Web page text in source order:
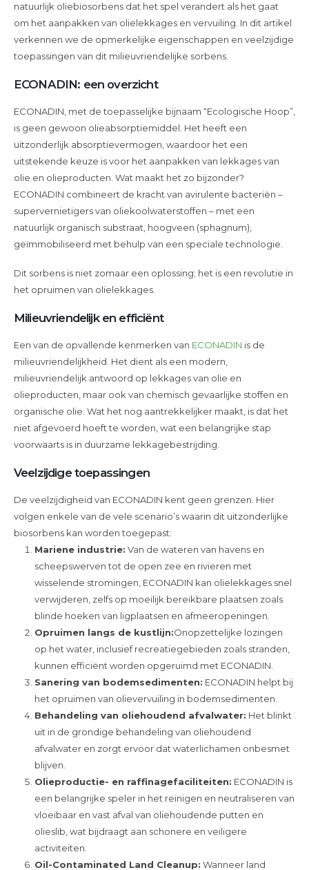
een
revolutie
teweegbrengt
in
verwijderen
van
olielekkages
natuurlijk oliebiosorbens dat het spel verandert als het gaat
om het aanpakken van olielekkages en vervuiling. In dit artikel
verkennen we de opmerkelijke eigenschappen en veelzijdige
toepassingen van dit milieuvriendelijke sorbens.
ECONADIN: een overzicht
ECONADIN, met de toepasselijke bijnaam “Ecologische Hoop”,
is geen gewoon olieabsorptiemiddel. Het heeft een
uitzonderlijk absorptievermogen, waardoor het een
uitstekende keuze is voor het aanpakken van lekkages van
olie en olieproducten. Wat maakt het zo bijzonder?
ECONADIN combineert de kracht van avirulente bacteriën –
supervernietigers van oliekoolwaterstoffen – met een
natuurlijk organisch substraat, hoogveen (sphagnum),
geïmmobiliseerd met behulp van een speciale technologie.
Dit sorbens is niet zomaar een oplossing; het is een revolutie in
het opruimen van olielekkages.
Milieuvriendelijk en efficiënt
Een van de opvallende kenmerken van ECONADIN is de
milieuvriendelijkheid. Het dient als een modern,
milieuvriendelijk antwoord op lekkages van olie en
olieproducten, maar ook van chemisch gevaarlijke stoffen en
organische olie. Wat het nog aantrekkelijker maakt, is dat het
niet afgevoerd hoeft te worden, wat een belangrijke stap
voorwaarts is in duurzame lekkagebestrijding.
Veelzijdige toepassingen
De veelzijdigheid van ECONADIN kent geen grenzen. Hier
volgen enkele van de vele scenario’s waarin dit uitzonderlijke
biosorbens kan worden toegepast:
Mariene industrie: Van de wateren van havens en
scheepswerven tot de open zee en rivieren met
wisselende stromingen, ECONADIN kan olielekkages snel
verwijderen, zelfs op moeilijk bereikbare plaatsen zoals
blinde hoeken van ligplaatsen en afmeeropeningen.
Opruimen langs de kustlijn:Onopzettelijke lozingen
op het water, inclusief recreatiegebieden zoals stranden,
kunnen efficiënt worden opgeruimd met ECONADIN.
Sanering van bodemsedimenten: ECONADIN helpt bij
het opruimen van olievervuiling in bodemsedimenten.
Behandeling van oliehoudend afvalwater: Het blinkt
uit in de grondige behandeling van oliehoudend
afvalwater en zorgt ervoor dat waterlichamen onbesmet
blijven.
Olieproductie- en raffinagefaciliteiten: ECONADIN is
een belangrijke speler in het reinigen en neutraliseren van
vloeibaar en vast afval van oliehoudende putten en
olieslib, wat bijdraagt aan schonere en veiligere
activiteiten.
Oil-Contaminated Land Cleanup: Wanneer land